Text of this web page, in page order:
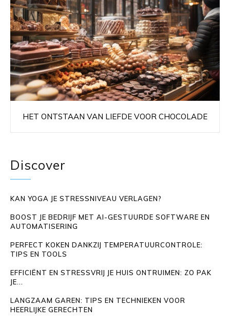
HET ONTSTAAN VAN LIEFDE VOOR CHOCOLADE
Discover
KAN YOGA JE STRESSNIVEAU VERLAGEN?
BOOST JE BEDRIJF MET AI-GESTUURDE SOFTWARE EN
AUTOMATISERING
PERFECT KOKEN DANKZIJ TEMPERATUURCONTROLE:
TIPS EN TOOLS
EFFICIËNT EN STRESSVRIJ JE HUIS ONTRUIMEN: ZO PAK
JE...
LANGZAAM GAREN: TIPS EN TECHNIEKEN VOOR
HEERLIJKE GERECHTEN